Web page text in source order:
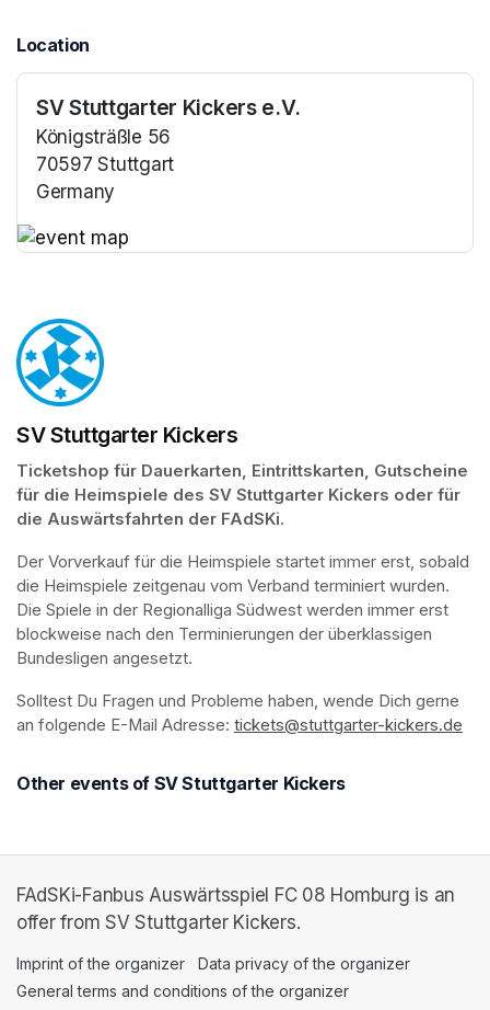
Location
SV Stuttgarter Kickers e.V.
Königsträßle 56
70597 Stuttgart
Germany
SV Stuttgarter Kickers
Ticketshop für Dauerkarten, Eintrittskarten, Gutscheine
für die Heimspiele des SV Stuttgarter Kickers oder für
die Auswärtsfahrten der FAdSKi.
Der Vorverkauf für die Heimspiele startet immer erst, sobald
die Heimspiele zeitgenau vom Verband terminiert wurden.
Die Spiele in der Regionalliga Südwest werden immer erst
blockweise nach den Terminierungen der überklassigen
Bundesligen angesetzt.
Solltest Du Fragen und Probleme haben, wende Dich gerne
an folgende E-Mail Adresse: tickets@stuttgarter-kickers.de
Other events of SV Stuttgarter Kickers
FAdSKi-Fanbus Auswärtsspiel FC 08 Homburg is an
offer from SV Stuttgarter Kickers.
Imprint of the organizer (opens in a new tab)
Data privacy of the organizer
General terms and conditions of the organizer